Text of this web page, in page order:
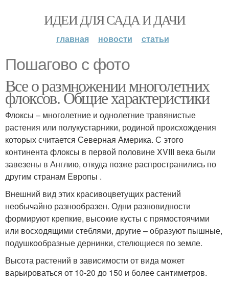
ИДЕИ ДЛЯ САДА И ДАЧИ
главная новости статьи
Пошагово с фото
Все о размножении многолетних
флоксов. Общие характеристики
Флоксы – многолетние и однолетние травянистые
растения или полукустарники, родиной происхождения
которых считается Северная Америка. С этого
континента флоксы в первой половине XVIII века были
завезены в Англию, откуда позже распространились по
другим странам Европы .
Внешний вид этих красивоцветущих растений
необычайно разнообразен. Одни разновидности
формируют крепкие, высокие кусты с прямостоячими
или восходящими стеблями, другие – образуют пышные,
подушкообразные дернинки, стелющиеся по земле.
Высота растений в зависимости от вида может
варьироваться от 10-20 до 150 и более сантиметров.